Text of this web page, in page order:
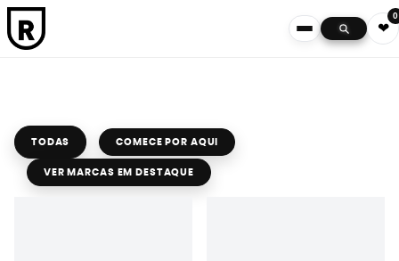
❤
0
TODAS COMECE POR AQUI
VER MARCAS EM DESTAQUE